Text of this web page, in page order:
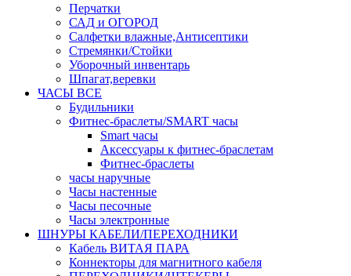
Перчатки
САД и ОГОРОД
Салфетки влажные,Антисептики
Стремянки/Стойки
Уборочный инвентарь
Шпагат,веревки
ЧАСЫ ВСЕ
Будильники
Фитнес-браслеты/SMART часы
Smart часы
Аксессуары к фитнес-браслетам
Фитнес-браслеты
часы наручные
Часы настенные
Часы песочные
Часы электронные
ШНУРЫ КАБЕЛИ/ПЕРЕХОДНИКИ
Кабель ВИТАЯ ПАРА
Коннекторы для магнитного кабеля